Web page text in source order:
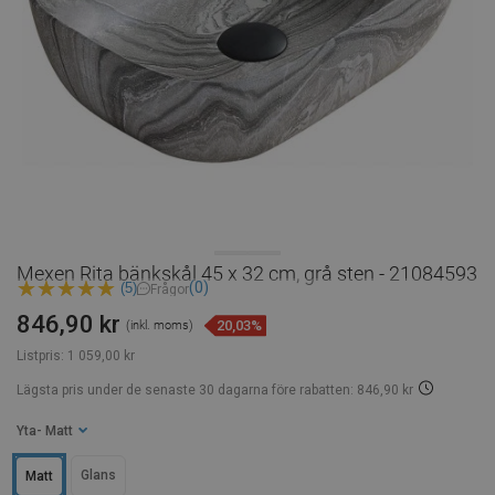
Mexen Rita bänkskål 45 x 32 cm, grå sten - 21084593
(5) Frågor(0)
Listpris: 1 059,00 kr
846,90 kr (inkl. moms) 20,03%
Lägsta pris under de senaste 30 dagarna före rabatten: 846,90 kr
Yta - Matt
Matt Glans